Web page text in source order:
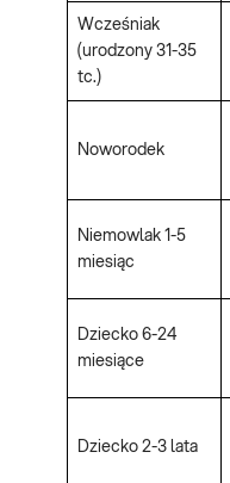
Wcześniak
(urodzony 31-35
tc.)
Noworodek
Niemowlak 1-5
miesiąc
Dziecko 6-24
miesiące
Dziecko 2-3 lata